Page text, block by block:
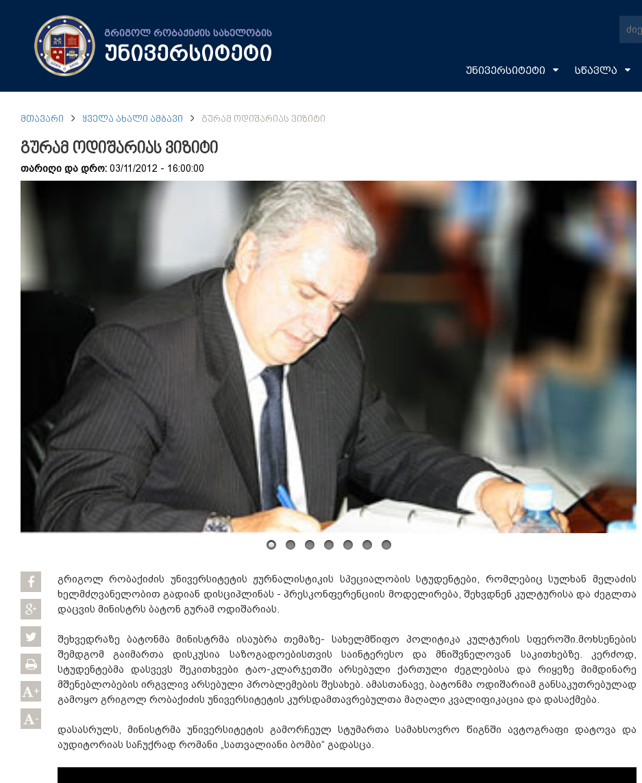
გრიგოლ რობაქიძის სახელობის
უნივერსიტეტი
უნივერსიტეტი სწავლა
ᲛᲗᲐᲕᲐᲠᲘ ᲧᲕᲔᲚᲐ ᲐᲮᲐᲚᲘ ᲐᲛᲑᲐᲕᲘ ᲒᲣᲠᲐᲛ ᲝᲓᲘᲨᲐᲠᲘᲐᲡ ᲕᲘᲖᲘᲢᲘ
გურამ ოდიშარიას ვიზიტი
თარიღი და დრო: 03/11/2012 - 16:00:00
+
-
გრიგოლ რობაქიძის უნივერსიტეტის ჟურნალისტიკის სპეციალობის სტუდენტები, რომლებიც სულხან მელაძის
ხელმძღვანელობით გადიან დისციპლინას - პრესკონფერენციის მოდელირება, შეხვდნენ კულტურისა და ძეგლთა
დაცვის მინისტრს ბატონ გურამ ოდიშარიას.
შეხვედრაზე ბატონმა მინისტრმა ისაუბრა თემაზე- სახელმწიფო პოლიტიკა კულტურის სფეროში.მოხსენების
შემდგომ გაიმართა დისკუსია საზოგადოებისთვის საინტერესო და მნიშვნელოვან საკითხებზე. კერძოდ,
სტუდენტებმა დასვევს შეკითხვები ტაო-კლარჯეთში არსებული ქართული ძეგლებისა და რიყეზე მიმდინარე
მშენებლობების ირგვლივ არსებული პრობლემების შესახებ. ამასთანავე, ბატონმა ოდიშარიამ განსაკუთრებულად
გამოყო გრიგოლ რობაქიძის უნივერსიტეტის კურსდამთავრებულთა მაღალი კვალიფიკაცია და დასაქმება.
დასასრულს, მინისტრმა უნივერსიტეტის გამორჩეულ სტუმართა სამახსოვრო წიგნში ავტოგრაფი დატოვა და
აუდიტორიას საჩუქრად რომანი „სათვალიანი ბომბი“ გადასცა.